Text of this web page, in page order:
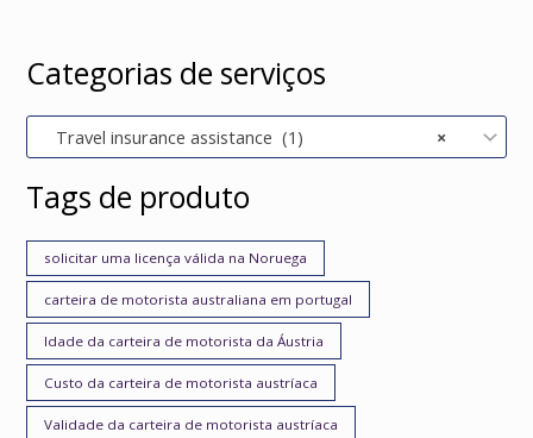
Categorias de serviços
×
Travel insurance assistance (1)
Tags de produto
solicitar uma licença válida na Noruega
carteira de motorista australiana em portugal
Idade da carteira de motorista da Áustria
Custo da carteira de motorista austríaca
Validade da carteira de motorista austríaca